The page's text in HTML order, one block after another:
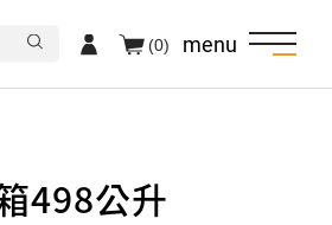
menu
(0)
498公升